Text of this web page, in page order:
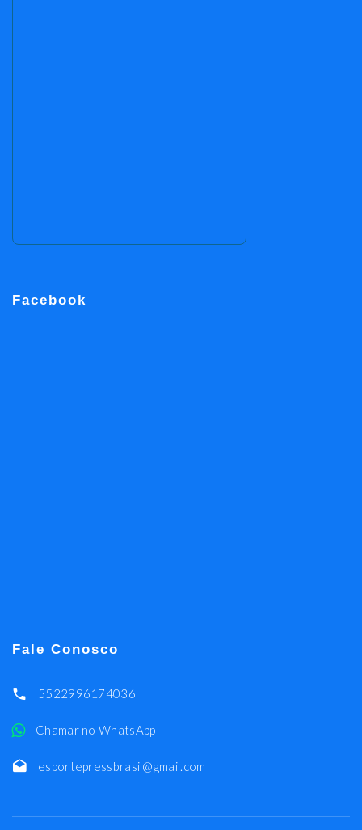
Facebook
Fale Conosco
5522996174036
Chamar no WhatsApp
esportepressbrasil@gmail.com